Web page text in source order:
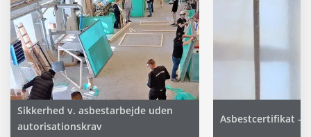
Sikkerhed v. asbestarbejde uden
autorisationskrav
Asbestcertifikat -